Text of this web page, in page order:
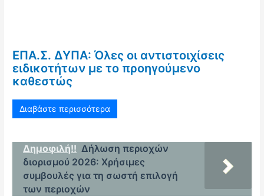
ΕΠΑ.Σ. ΔΥΠΑ: Όλες οι αντιστοιχίσεις
ειδικοτήτων με το προηγούμενο
καθεστώς
Διαβάστε περισσότερα
Δημοφιλή!! Δήλωση περιοχών
διορισμού 2026: Χρήσιμες
συμβουλές για τη σωστή επιλογή
των περιοχών